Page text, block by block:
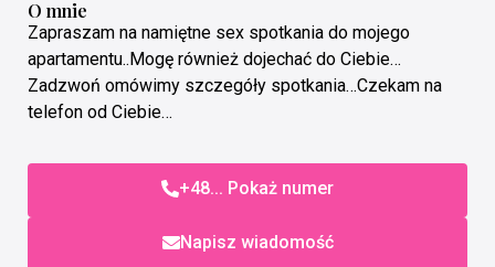
O mnie
Zapraszam na namiętne sex spotkania do mojego
apartamentu..Mogę również dojechać do Ciebie…
Zadzwoń omówimy szczegóły spotkania…Czekam na
telefon od Ciebie…
+48... Pokaż numer
Napisz wiadomość